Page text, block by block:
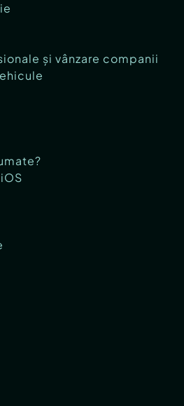
și vânzare companii